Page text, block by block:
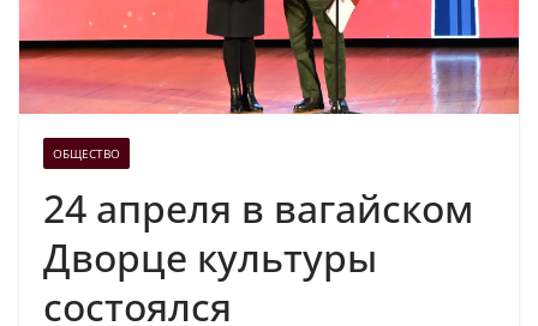
ОБЩЕСТВО
24 апреля в вагайском
Дворце культуры
состоялся